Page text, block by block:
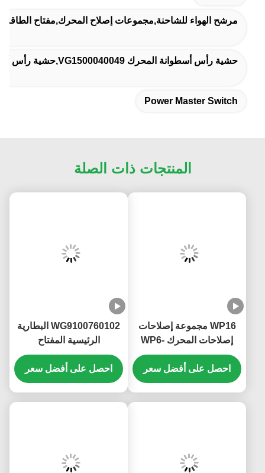
مرشح الهواء للشاحنة,مجموعات إصلاح المحرك,مفتاح الطاقة
حشية رأس أسطوانة المحرك VG1500040049,حشية رأس أسطوانة المحرك 61500040049,KM2401570 قطع غيار شاحنات
Power Master Switch
المنتجات ذات الصلة
WP16 مجموعة إصلاحات
إصلاحات المحرك WP6-
DXB KM8200144
مجموعات إصلاحات
محركات مقاومة الحرارة
احصل على أفضل سعر
WG9100760102 البطارية
الرئيسية المفتاح
KM3600023 سينوتروك
هوو T5G T7G البطارية
الرئيسية فصل
احصل على أفضل سعر